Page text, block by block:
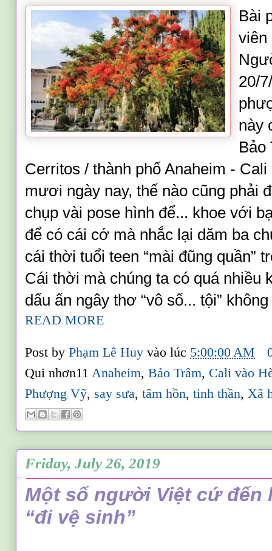
Bài
viên
20/
này
Bảo
Cerritos / thành phố Anaheim -
mươi ngày nay, thế nào cũng phải
chụp vài pose hình để... khoe với
để có cái cớ mà nhắc lại dăm ba
cái thời tuổi teen “mài đũng quần”
Cái thời mà chúng ta có quá nhiều
dấu ấn ngây thơ “vô số... tội”
READ MORE
Post byPhạm Lê Huyvào lúc 5:00:00 AM
Qui nhơn11Anaheim,Bảo Trâm, Cali vào
Phượng Vỹ, say sưa,tâm hồn,tinh thần,Xã
Friday, July 26, 2019
Một số người Việt cứ đến
“đi vệ sinh”